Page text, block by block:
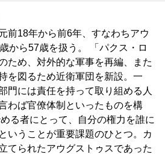
前18年から前6年、すなわちアウ
から57歳を扱う。 「パクス・ロ
ため、対外的な軍事を再編、また
を図るため近衛軍団を新設。一
門には責任を持って取り組める人
わば官僚体制といったものを構
る者にとって、自分の権力を誰に
いうことが重要課題のひとつ。カ
てられたアウグストゥスであった